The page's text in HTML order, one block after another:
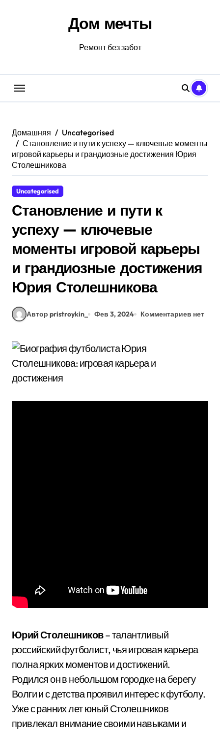
Дом мечты
Ремонт без забот
Домашняя
Uncategorised
Становление и пути к успеху — ключевые моменты
игровой карьеры и грандиозные достижения Юрия
Столешникова
Uncategorised
Становление и пути к
успеху — ключевые
моменты игровой карьеры
и грандиозные достижения
Юрия Столешникова
Автор pristroykin_ Фев 3, 2024 Комментариев нет
Юрий Столешников– талантливый
российский футболист, чья игровая карьера
полна ярких моментов и достижений.
Родился он в небольшом городке на берегу
Волги и с детства проявил интерес к футболу.
Уже с ранних лет юный Столешников
привлекал внимание своими навыками и